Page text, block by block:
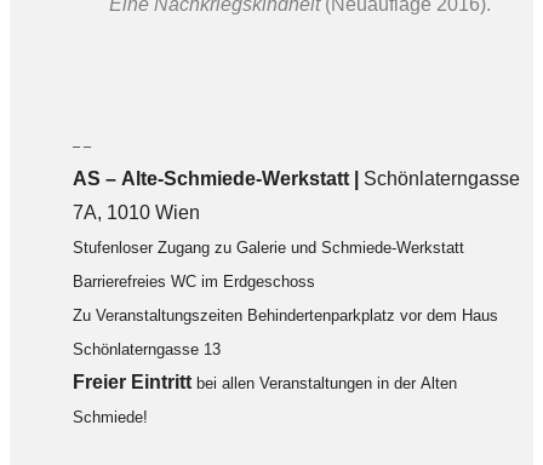
Eine Nachkriegskindheit(Neuauflage 2016).
– –
AS – Alte-Schmiede-Werkstatt | Schönlaterngasse
7A, 1010 Wien
Stufenloser Zugang zu Galerie und Schmiede-Werkstatt
Barrierefreies WC im Erdgeschoss
Zu Veranstaltungszeiten Behindertenparkplatz vor dem Haus
Schönlaterngasse 13
Freier Eintritt bei allen Veranstaltungen in der Alten
Schmiede!